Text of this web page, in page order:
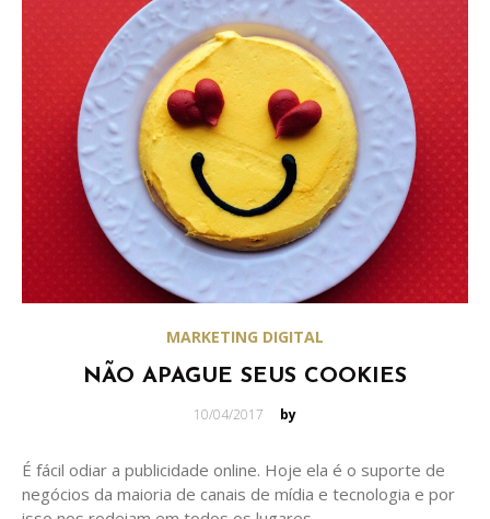
MARKETING DIGITAL
NÃO APAGUE SEUS COOKIES
Posted
10/04/2017 by
É fácil odiar a publicidade online. Hoje ela é o suporte de
negócios da maioria de canais de mídia e tecnologia e por